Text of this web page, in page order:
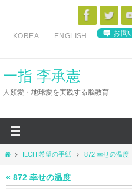
ス
KOREA ENGLISH お問
一指 李承憲
人類愛・地球愛を実践する脳教育
ホ
ム
ILCHI希望の手紙 872 幸せの温度
« 872 幸せの温度